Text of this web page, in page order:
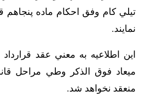
تيلي کام وفق احکام ماده پنجاهم
نمايند.
اين اطلاعيه به معني عقد
ميعاد فوق الذکر وطي مراحل
منعقد نخواهد شد.